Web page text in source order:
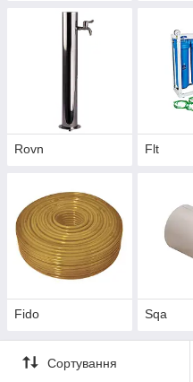
Rovn Flt
Fido Sqa
Сортування